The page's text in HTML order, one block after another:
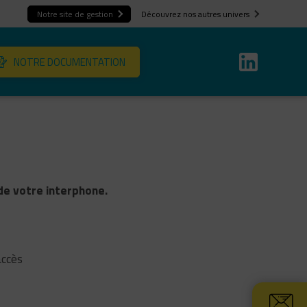
Notre site de gestion Découvrez nos autres univers
NOTRE DOCUMENTATION
votre interphone.